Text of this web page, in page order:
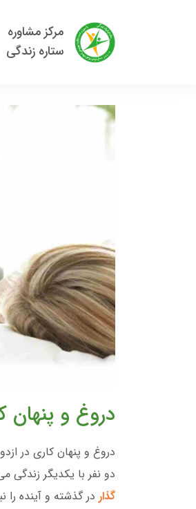
مرکز مشاوره
ستاره زندگی
دروغ و پنهان
دروغ و پنهان کاری در
دو نفر با یکدیگر زندگی
گذار در گذشته و آینده را